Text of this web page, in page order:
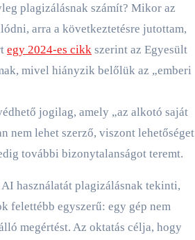
plagizálásnak számít? Mikor az
arra a következtetésre jutottam,
egy 2024-es cikk szerint az Egyesült
mivel hiányzik belőlük az „emberi
jogilag, amely „az alkotó saját
nem lehet szerző, viszont lehetőséget
további bizonytalanságot teremt.
használatát plagizálásnak tekinti,
felettébb egyszerű: egy gép nem
megértést. Az oktatás célja, hogy